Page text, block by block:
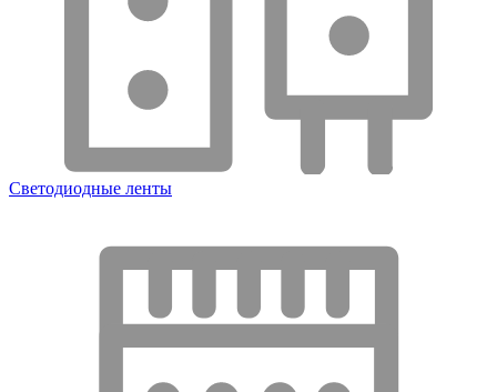
Светодиодные ленты